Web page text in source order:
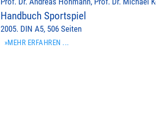
Handbuch Sportspiel
2005. DIN A5, 506 Seiten
»MEHR ERFAHREN ...